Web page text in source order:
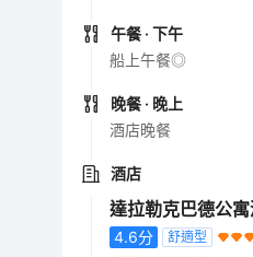
午餐 · 下午
船上午餐◎
晚餐 · 晚上
酒店晚餐
酒店
達拉勒克巴德公
4.6分 舒適型